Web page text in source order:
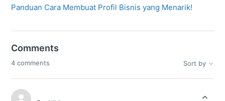
Panduan Cara Membuat Profil Bisnis yang Menarik!
Comments
4 comments Sort by